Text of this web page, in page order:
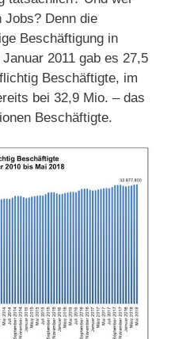
Jobs? Denn die
Beschäftigung in
2011 gab es 27,5
Beschäftigte, im
bei 32,9 Mio. – das
Beschäftigte.